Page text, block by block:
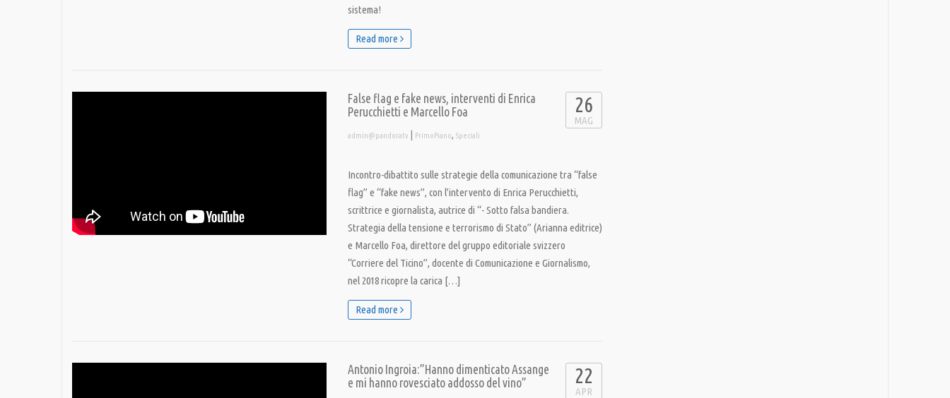
sistema!
Read more
False flag e fake news, interventi di Enrica
Perucchietti e Marcello Foa
admin@pandoratv | PrimoPiano, Speciali
26
MAG
Incontro-dibattito sulle strategie della comunicazione tra “false
flag” e “fake news”, con l’intervento di Enrica Perucchietti,
scrittrice e giornalista, autrice di “- Sotto falsa bandiera.
Strategia della tensione e terrorismo di Stato” (Arianna editrice)
e Marcello Foa, direttore del gruppo editoriale svizzero
“Corriere del Ticino”, docente di Comunicazione e Giornalismo,
nel 2018 ricopre la carica […]
Read more
Antonio Ingroia:”Hanno dimenticato Assange
e mi hanno rovesciato addosso del vino”
22
APR